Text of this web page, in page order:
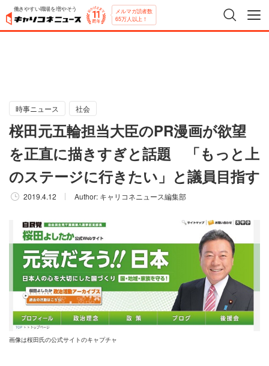
働きやすい職場を増やそう メルマガ読者数
65万人以上！
時事ニュース 社会
桜田元五輪担当大臣のPR漫画が欲望
を正直に描きすぎと話題 「もっと上
のステージに行きたい」と議員目指す
2019.4.12 Author: キャリコネニュース編集部
画像は桜田氏の公式サイトのキャプチャ